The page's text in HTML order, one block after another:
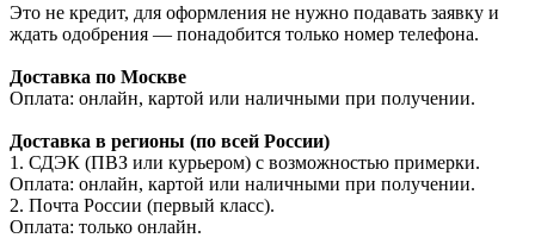
Это не кредит, для оформления не нужно подавать заявку и
ждать одобрения — понадобится только номер телефона.
Доставка по Москве
Оплата: онлайн, картой или наличными при получении.
Доставка в регионы (по всей России)
1. СДЭК (ПВЗ или курьером) с возможностью примерки.
Оплата: онлайн, картой или наличными при получении.
2. Почта России (первый класс).
Оплата: только онлайн.